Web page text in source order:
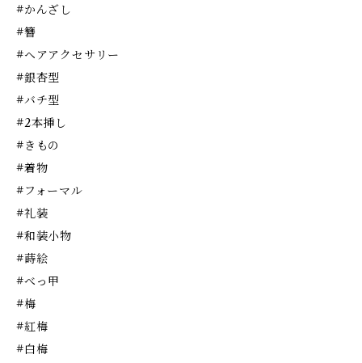
#かんざし
#簪
#ヘアアクセサリー
#銀杏型
#バチ型
#2本挿し
#きもの
#着物
#フォーマル
#礼装
#和装小物
#蒔絵
#べっ甲
#梅
#紅梅
#白梅